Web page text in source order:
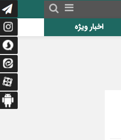
اخبار ویژه
دولت برای اجرای فوق‌العاده ویژه